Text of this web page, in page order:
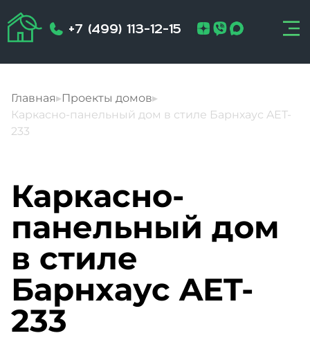
+7 (499) 113-12-15
Главная▸Проекты домов▸
Каркасно-панельный дом в стиле Барнхаус AET-
233
Каркасно-
панельный дом
в стиле
Барнхаус AET-
233